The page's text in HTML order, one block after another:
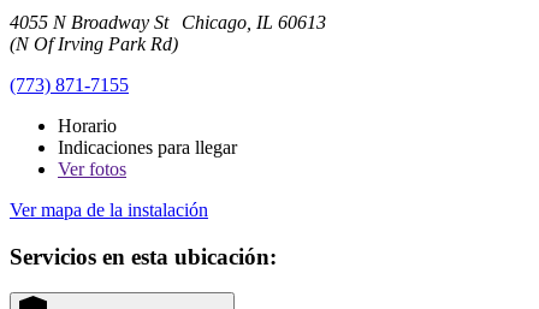
4055 N Broadway St Chicago, IL 60613
(N Of Irving Park Rd)
(773) 871-7155
Horario
Indicaciones para llegar
Verfotos
Ver mapa de la instalación
Servicios en esta ubicación: